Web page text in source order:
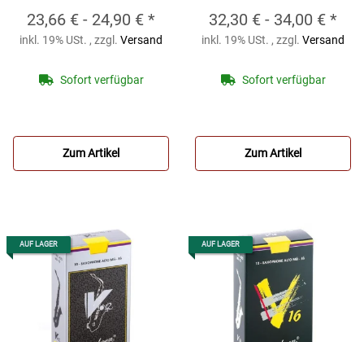
Altsaxophon-
Kunststoffblatt
Bamboo
23,66 € - 24,90 € *
inkl. 19% USt. , zzgl. Versand
Sofort verfügbar
Zum Artikel
Altsaxophon-Blätter
(10er Packung)
Traditional
32,30 € - 34,00 € *
inkl. 19% USt. , zzgl. Versand
Sofort verfügbar
Zum Artikel
AUF LAGER AUF LAGER